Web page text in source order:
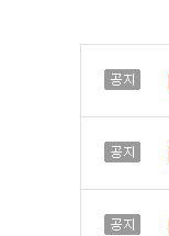
공지
공지
공지